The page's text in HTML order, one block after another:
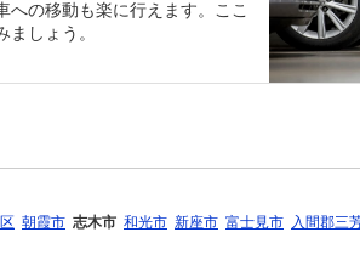
の移動も楽に行えます。ここ
しょう。
朝霞市 志木市 和光市 新座市 富士見市 入間郡三